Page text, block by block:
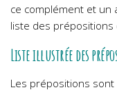
ce complément et un
liste des prépositions
Liste illustrée des
Les prépositions sont